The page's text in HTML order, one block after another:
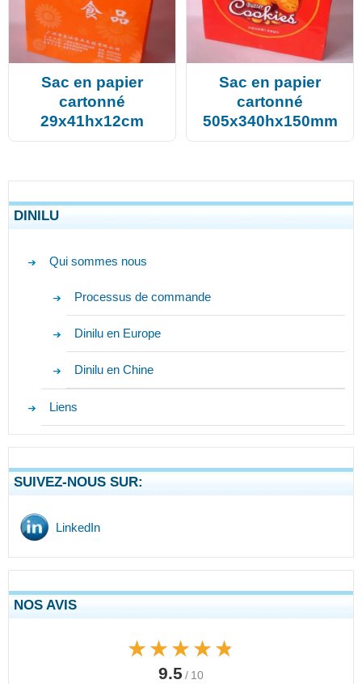
Sac en papier
cartonné
29x41hx12cm
Sac en papier
cartonné
505x340hx150mm
DINILU
Qui sommes nous
Processus de commande
Dinilu en Europe
Dinilu en Chine
Liens
SUIVEZ-NOUS SUR:
LinkedIn
NOS AVIS
★★★★★
★★★★★
9.5 / 10